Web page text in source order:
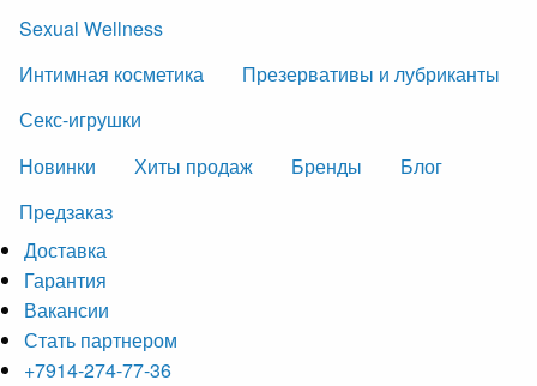
Sexual Wellness
Интимная косметика
Презервативы и лубриканты
Секс-игрушки
Новинки
Хиты продаж Бренды
Блог
Предзаказ
Доставка
Гарантия
Вакансии
Стать партнером
+7914-274-77-36